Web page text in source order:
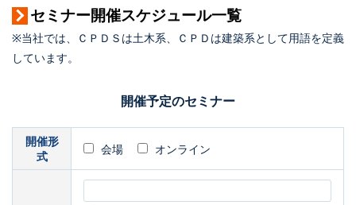
セミナー開催スケジュール一覧
※当社では、ＣＰＤＳは土木系、ＣＰＤは建築系として用語を定義
しています。
開催予定のセミナー
開催形
式
会場 オンライン